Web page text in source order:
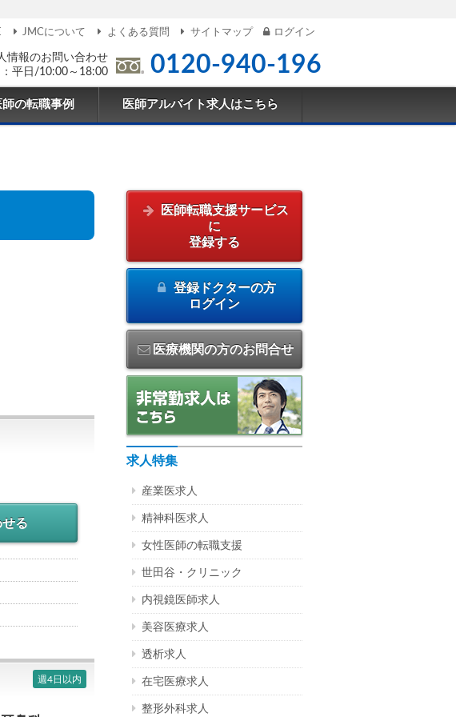
情報のお問い合わせ
平日/10:00～18:00
0120-940-196
JMCについて よくある質問 サイトマップ ログイン
師の転職事例 医師アルバイト求人はこちら
る
週4日以内
医師転職支援サービス
に
登録する
登録ドクターの方
ログイン
医療機関の方のお問合せ
求人特集
産業医求人
精神科医求人
女性医師の転職支援
世田谷・クリニック
内視鏡医師求人
美容医療求人
透析求人
在宅医療求人
整形外科求人